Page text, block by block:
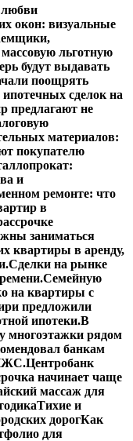
любви
окон: визуальные
льготную
будут выдавать
поощрять
сделок на
предлагают не
материалов:
покупателю
и
ремонте: что
в
заниматься
квартиры в аренду,
Сделки на рынке
Семейную
на квартиры с
предложили
ипотеки.В
многоэтажки рядом
банкам
Центробанк
начинает чаще
массаж для
Тихие и
дорогКак
для